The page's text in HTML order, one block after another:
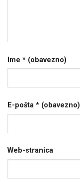
Ime * (obavezno)
E-pošta * (obavezno)
Web-stranica